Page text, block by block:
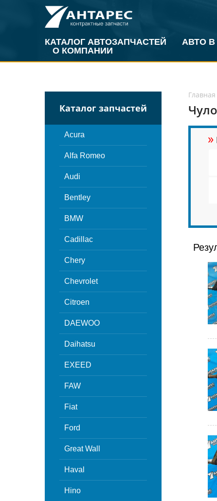
КАТАЛОГ АВТОЗАПЧАСТЕЙ АВТО В
О КОМПАНИИ
Каталог запчастей
Acura
Alfa Romeo
Audi
Bentley
BMW
Cadillac
Chery
Chevrolet
Citroen
DAEWOO
Daihatsu
EXEED
FAW
Fiat
Ford
Great Wall
Haval
Hino
Главная
»